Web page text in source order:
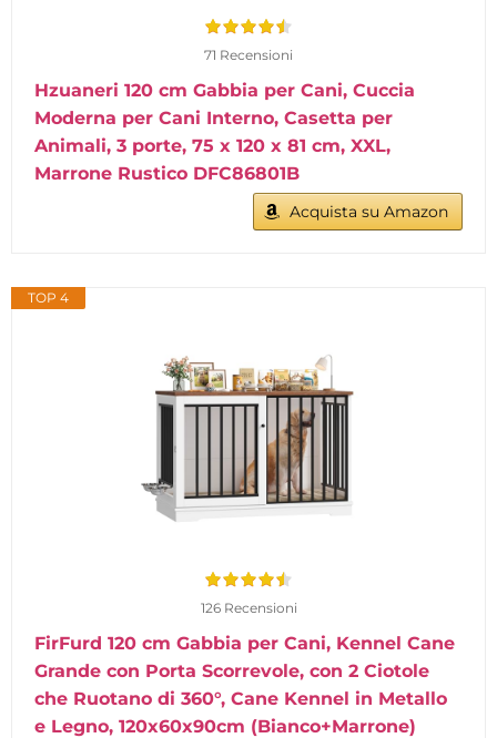
71 Recensioni
Hzuaneri 120 cm Gabbia per Cani, Cuccia
Moderna per Cani Interno, Casetta per
Animali, 3 porte, 75 x 120 x 81 cm, XXL,
Marrone Rustico DFC86801B
Acquista su Amazon
TOP 4
126 Recensioni
FirFurd 120 cm Gabbia per Cani, Kennel Cane
Grande con Porta Scorrevole, con 2 Ciotole
che Ruotano di 360°, Cane Kennel in Metallo
e Legno, 120x60x90cm (Bianco+Marrone)